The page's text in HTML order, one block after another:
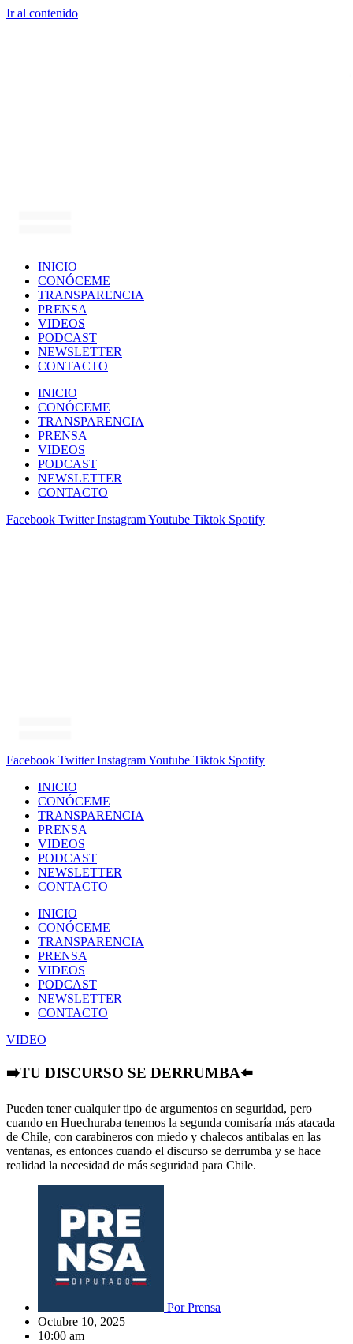
Ir al contenido
INICIO
CONÓCEME
TRANSPARENCIA
PRENSA
VIDEOS
PODCAST
NEWSLETTER
CONTACTO
INICIO
CONÓCEME
TRANSPARENCIA
PRENSA
VIDEOS
PODCAST
NEWSLETTER
CONTACTO
Facebook Twitter InstagramYoutube Tiktok Spotify
Facebook Twitter InstagramYoutube Tiktok Spotify
INICIO
CONÓCEME
TRANSPARENCIA
PRENSA
VIDEOS
PODCAST
NEWSLETTER
CONTACTO
INICIO
CONÓCEME
TRANSPARENCIA
PRENSA
VIDEOS
PODCAST
NEWSLETTER
CONTACTO
VIDEO
➡️TU DISCURSO SE DERRUMBA⬅️
Pueden tener cualquier tipo de argumentos en seguridad, pero
cuando en Huechuraba tenemos la segunda comisaría más atacada
de Chile, con carabineros con miedo y chalecos antibalas en las
ventanas, es entonces cuando el discurso se derrumba y se hace
realidad la necesidad de más seguridad para Chile.
PorPrensa
Octubre 10, 2025
10:00 am